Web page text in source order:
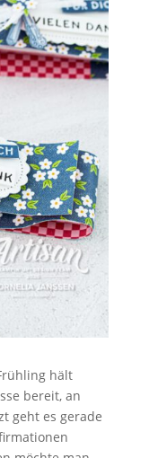
hält
bereit, an
geht es gerade